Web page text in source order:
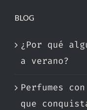
BLOG
¿Por qué
a verano?
Perfumes
que